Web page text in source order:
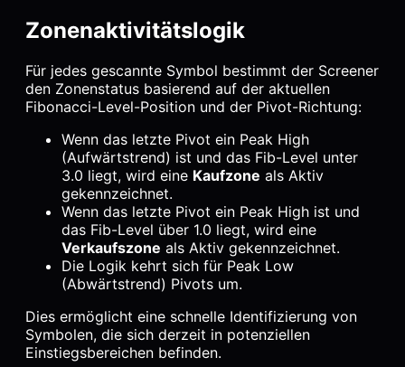
Zonenaktivitätslogik
Für jedes gescannte Symbol bestimmt der Screener
den Zonenstatus basierend auf der aktuellen
Fibonacci-Level-Position und der Pivot-Richtung:
Wenn das letzte Pivot ein Peak High
(Aufwärtstrend) ist und das Fib-Level unter
3.0 liegt, wird eine Kaufzone als Aktiv
gekennzeichnet.
Wenn das letzte Pivot ein Peak High ist und
das Fib-Level über 1.0 liegt, wird eine
Verkaufszone als Aktiv gekennzeichnet.
Die Logik kehrt sich für Peak Low
(Abwärtstrend) Pivots um.
Dies ermöglicht eine schnelle Identifizierung von
Symbolen, die sich derzeit in potenziellen
Einstiegsbereichen befinden.